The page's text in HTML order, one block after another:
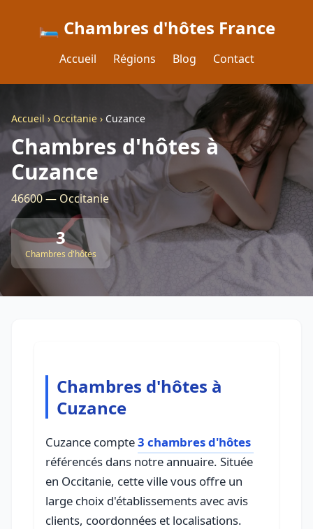
🛏️ Chambres d'hôtes France
Accueil Régions Blog Contact
Accueil › Occitanie › Cuzance
Chambres d'hôtes à
Cuzance
46600 — Occitanie
3
Chambres d'hôtes
Chambres d'hôtes à
Cuzance
Cuzance compte3 chambres d'hôtes
référencés dans notre annuaire. Située
en Occitanie, cette ville vous offre un
large choix d'établissements avec avis
clients, coordonnées et localisations.